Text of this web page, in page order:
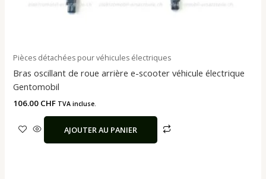
Pièces détachées pour véhicules électriques
Bras oscillant de roue arrière e-scooter véhicule électrique
Gentomobil
106.00 CHF TVA incluse.
AJOUTER AU PANIER